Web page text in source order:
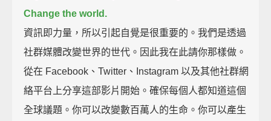
Change the world.
資訊即力量，所以引起自覺是很重要的。我們是透過
社群媒體改變世界的世代。因此我在此請你那樣做。
從在 Facebook、Twitter、Instagram 以及其他社群網
絡平台上分享這部影片開始。確保每個人都知道這個
全球議題。你可以改變數百萬人的生命。你可以產生